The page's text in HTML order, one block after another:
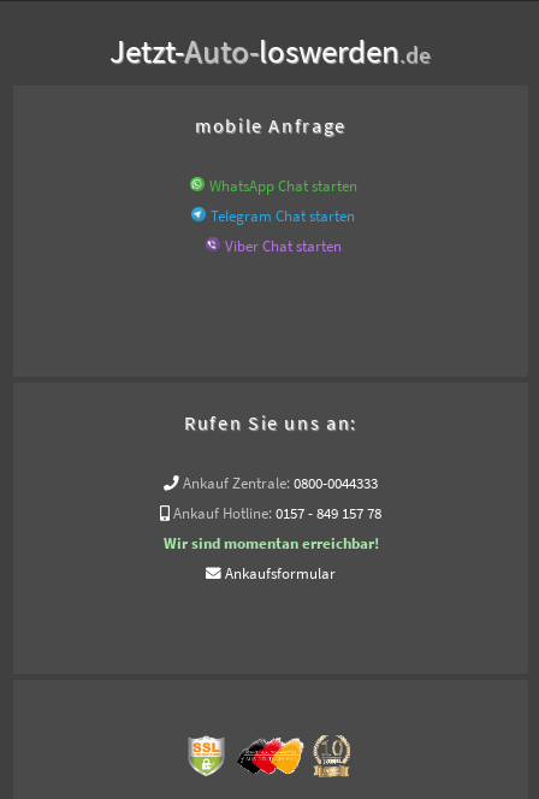
Jetzt-Auto-loswerden.de
mobile Anfrage
WhatsApp Chat starten
Telegram Chat starten
Viber Chat starten
Rufen Sie uns an:
Ankauf Zentrale: 0800-0044333
Ankauf Hotline: 0157 - 849 157 78
Wir sind momentan erreichbar!
Ankaufsformular